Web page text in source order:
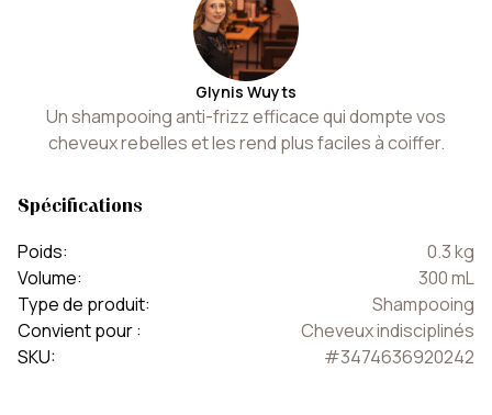
Glynis Wuyts
Un shampooing anti-frizz efficace qui dompte vos
cheveux rebelles et les rend plus faciles à coiffer.
Spécifications
Poids: 0.3kg
Volume: 300mL
Type de produit:
Shampooing
Convient pour:
Cheveux indisciplinés
SKU: #3474636920242